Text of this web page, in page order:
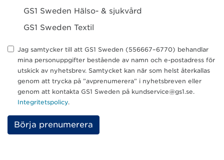
GS1 Sweden Hälso- & sjukvård
GS1 Sweden Textil
Jag samtycker till att GS1 Sweden (556667–6770) behandlar
mina personuppgifter bestående av namn och e-postadress för
utskick av nyhetsbrev. Samtycket kan när som helst återkallas
genom att trycka på ”avprenumerera” i nyhetsbreven eller
genom att kontakta GS1 Sweden på kundservice@gs1.se.
Integritetspolicy.